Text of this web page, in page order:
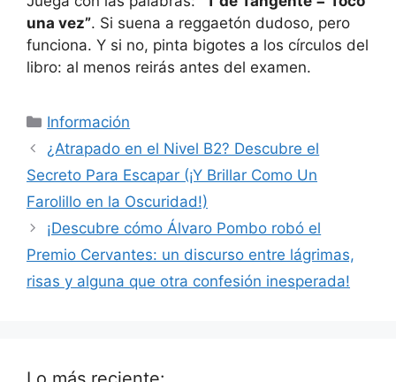
una vez”. Si suena a reggaetón dudoso, pero
funciona. Y si no, pinta bigotes a los círculos del
libro: al menos reirás antes del examen.
Categorías
Información
¿Atrapado en el Nivel B2? Descubre el
Secreto Para Escapar (¡Y Brillar Como Un
Farolillo en la Oscuridad!)
¡Descubre cómo Álvaro Pombo robó el
Premio Cervantes: un discurso entre lágrimas,
risas y alguna que otra confesión inesperada!